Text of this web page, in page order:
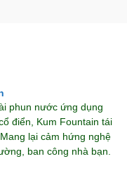
phun nước ứng dụng
điển, Kum Fountain tái
lại cảm hứng nghệ
ban công nhà bạn.